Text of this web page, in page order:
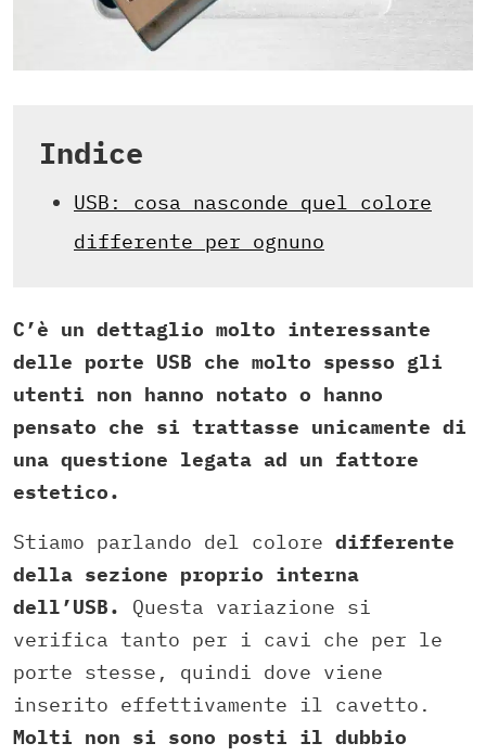
Indice
USB: cosa nasconde quel colore
differente per ognuno
C’è un dettaglio molto interessante
delle porte USB che molto spesso gli
utenti non hanno notato o hanno
pensato che si trattasse unicamente di
una questione legata ad un fattore
estetico.
Stiamo parlando del colore differente
della sezione proprio interna
dell’USB.
Questa variazione si
verifica tanto per i cavi che per le
porte stesse, quindi dove viene
inserito effettivamente il cavetto.
Molti non si sono posti il dubbio